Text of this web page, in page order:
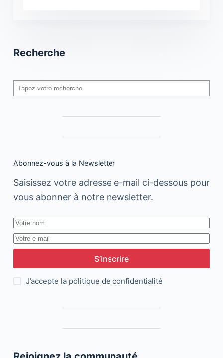
Recherche
Rechercher
Abonnez-vous à la Newsletter
Saisissez votre adresse e-mail ci-dessous pour
vous abonner à notre newsletter.
S’inscrire
J’accepte la politique de confidentialité